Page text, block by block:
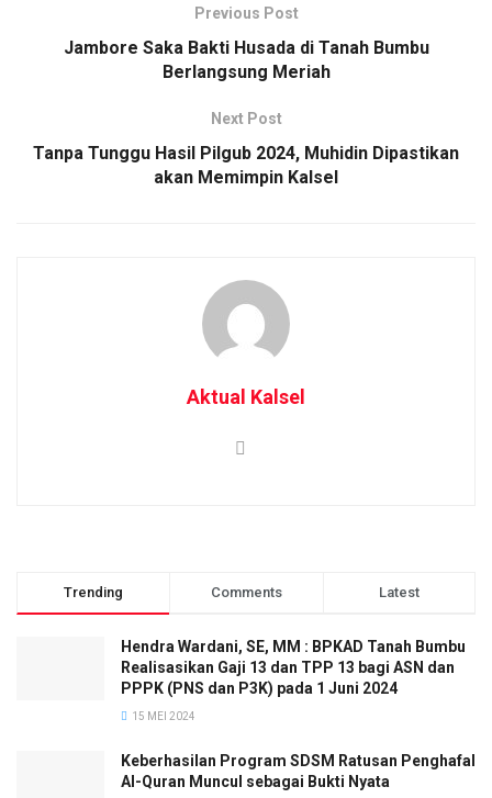
Previous Post
Jambore Saka Bakti Husada di Tanah Bumbu
Berlangsung Meriah
Next Post
Tanpa Tunggu Hasil Pilgub 2024, Muhidin Dipastikan
akan Memimpin Kalsel
Aktual Kalsel
Trending Comments Latest
Hendra Wardani, SE, MM : BPKAD Tanah Bumbu
Realisasikan Gaji 13 dan TPP 13 bagi ASN dan
PPPK (PNS dan P3K) pada 1 Juni 2024
15 MEI 2024
Keberhasilan Program SDSM Ratusan Penghafal
Al-Quran Muncul sebagai Bukti Nyata